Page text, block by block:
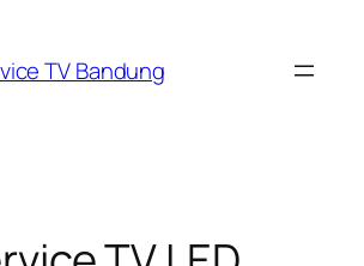
TV Bandung